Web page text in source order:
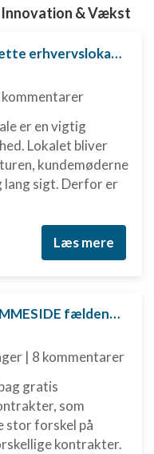
& Vækst
Sådan finder du det rette erhvervslokale til din virksomhed
kommentarer
er en vigtig
Lokalet bliver
kundemøderne
lang sigt. Derfor er
Læs mere
Fanget i GRATIS HJEMMESIDE fælden? Sådan kan du måske komme ud af aftalen
| 8 kommentarer
gratis
som
stor forskel på
kontrakter.